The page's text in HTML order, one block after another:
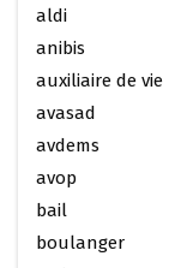
aldi
anibis
auxiliaire de vie
avasad
avdems
avop
bail
boulanger